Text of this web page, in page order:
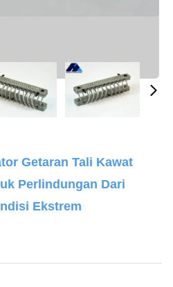
Getaran Tali Kawat
Perlindungan Dari
Ekstrem